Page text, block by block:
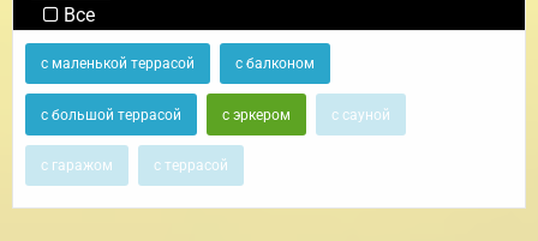
Все
с маленькой террасой с балконом
с большой террасой с эркером с сауной
с гаражом с террасой